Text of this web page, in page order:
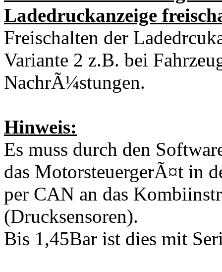
Ladedruckanzeige
Freischalten der
Variante 2 z.B. bei
NachrÃ¼stungen.
Hinweis:
Es muss durch den
das MotorsteuergerÃ¤t in
per CAN an das
(Drucksensoren).
Bis 1,45Bar ist dies mit